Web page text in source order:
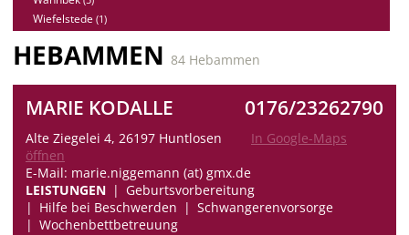
Wiefelstede (1)
HEBAMMEN 84 Hebammen
MARIE KODALLE 0176/23262790
Alte Ziegelei 4, 26197 Huntlosen
In Google-Maps
öffnen
E-Mail: marie.niggemann (at) gmx.de
LEISTUNGEN
Geburtsvorbereitung
Hilfe bei Beschwerden
Schwangerenvorsorge
Wochenbettbetreuung